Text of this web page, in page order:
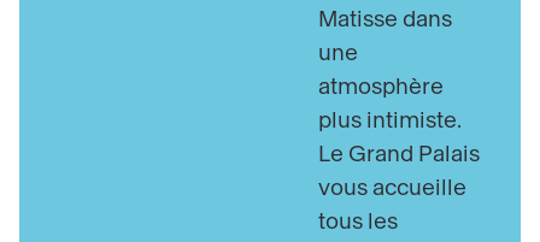
Matisse dans
une
atmosphère
plus intimiste.
Le Grand Palais
vous accueille
tous les